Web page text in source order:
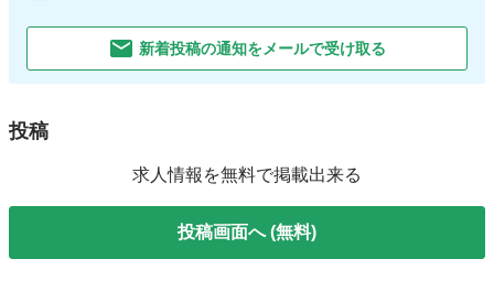
新着投稿の通知をメールで受け取る
投稿
求人情報を無料で掲載出来る
投稿画面へ (無料)